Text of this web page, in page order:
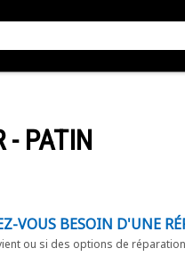
- PATIN
VOUS BESOIN D'UNE
ou si des options de